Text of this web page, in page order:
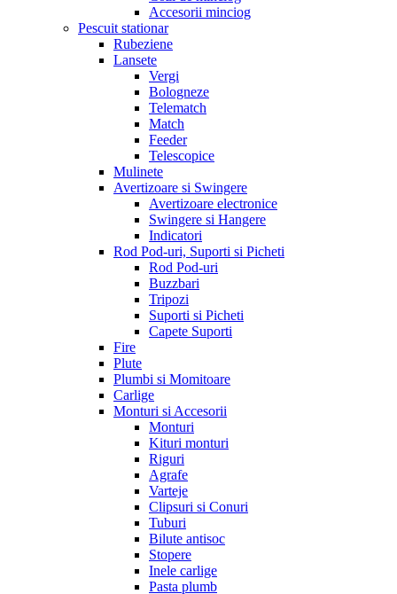
Accesorii minciog
Pescuit stationar
Rubeziene
Lansete
Vergi
Bologneze
Telematch
Match
Feeder
Telescopice
Mulinete
Avertizoare si Swingere
Avertizoare electronice
Swingere si Hangere
Indicatori
Rod Pod-uri, Suporti si Picheti
Rod Pod-uri
Buzzbari
Tripozi
Suporti si Picheti
Capete Suporti
Fire
Plute
Plumbi si Momitoare
Carlige
Monturi si Accesorii
Monturi
Kituri monturi
Riguri
Agrafe
Varteje
Clipsuri si Conuri
Tuburi
Bilute antisoc
Stopere
Inele carlige
Pasta plumb